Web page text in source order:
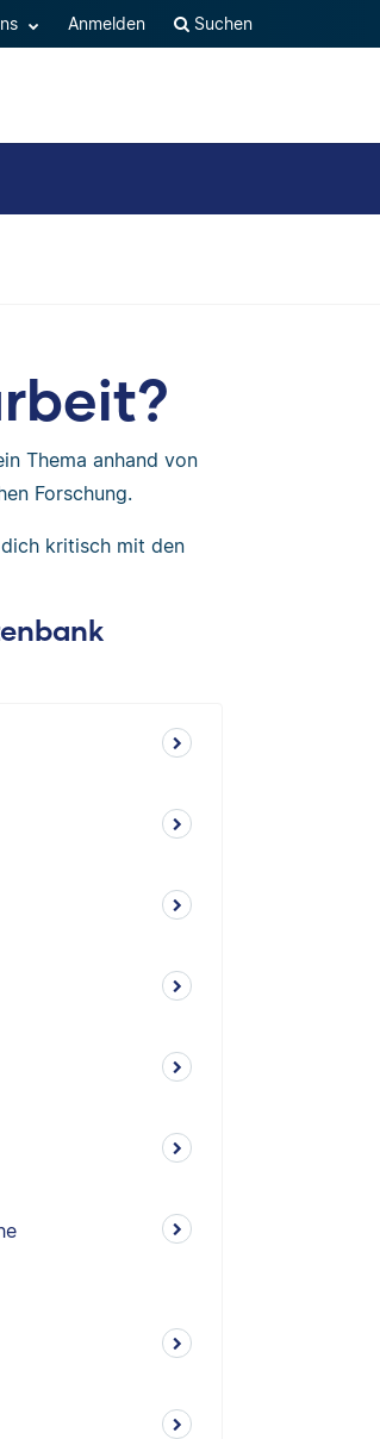
Anmelden Suchen
Thema anhand von
Forschung.
kritisch mit den